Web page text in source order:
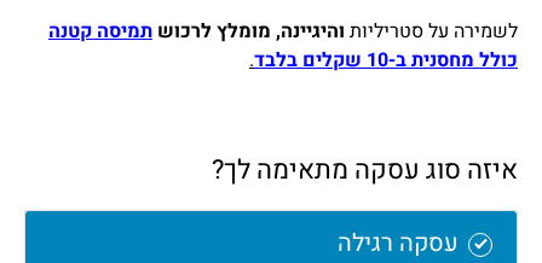
לשמירה על סטריליות והיגיינה, מומלץ לרכוש תמיסה קטנה
כולל מחסנית ב-10 שקלים בלבד
.
איזה סוג עסקה מתאימה לך?
עסקה רגילה